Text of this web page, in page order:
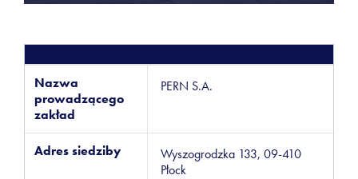
Nazwa
prowadzącego
zakład
PERN S.A.
Adres siedziby
Wyszogrodzka 133, 09-410
Płock